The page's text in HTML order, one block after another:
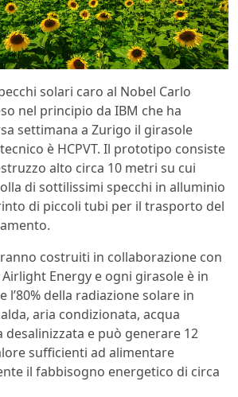
solari caro al Nobel Carlo
nel principio da IBM che ha
settimana a Zurigo il girasole
è HCPVT. Il prototipo consiste
alto circa 10 metri su cui
di sottilissimi specchi in alluminio
di piccoli tubi per il trasporto del
costruiti in collaborazione con
Energy e ogni girasole è in
l’80% della radiazione solare in
aria condizionata, acqua
desalinizzata e può generare 12
sufficienti ad alimentare
il fabbisogno energetico di circa